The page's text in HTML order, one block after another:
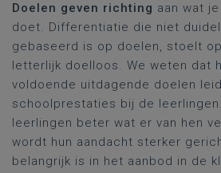
Doelen geven richting aan wat
doet. Differentiatie die niet
gebaseerd is op doelen, stoelt
letterlijk doelloos. We weten dat
voldoende uitdagende doelen
schoolprestaties bij de
leerlingen beter wat er van hen
wordt hun aandacht sterker
belangrijk is in het aanbod in de